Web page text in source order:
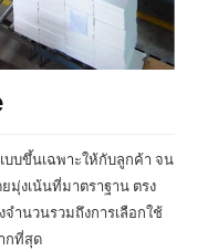
บบขึ้นเฉพาะให้กับลูกค้า จน
มุ่งเน้นที่มาตราฐาน ตรง
จำนวนรวมถึงการเลือกใช้
กที่สุด